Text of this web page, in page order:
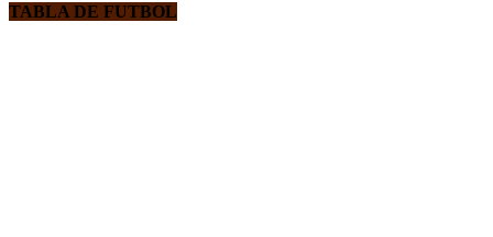
TABLA DE FUTBOL